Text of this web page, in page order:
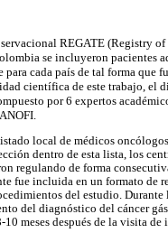
REGATE (Registry
se incluyeron pacientes
cada país de tal forma que
científica de este trabajo, el
por 6 expertos
local de médicos
dentro de esta lista, los
regulando de forma
fue incluida en un formato de
del estudio.
del diagnóstico del cáncer
meses después de la visita